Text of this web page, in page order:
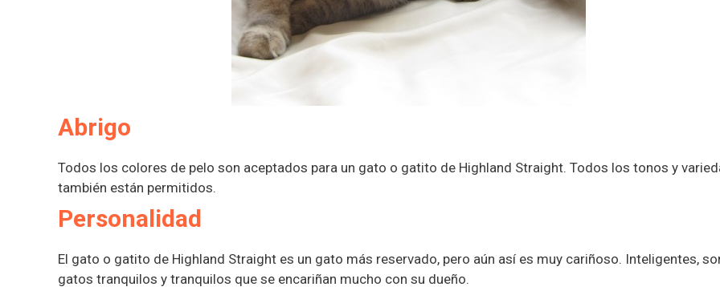
Abrigo
Todos los colores de pelo son aceptados para un gato o gatito de Highland Straight. Todos los tonos y
también están permitidos.
Personalidad
El gato o gatito de Highland Straight es un gato más reservado, pero aún así es muy cariñoso. Inteligentes,
gatos tranquilos y tranquilos que se encariñan mucho con su dueño.